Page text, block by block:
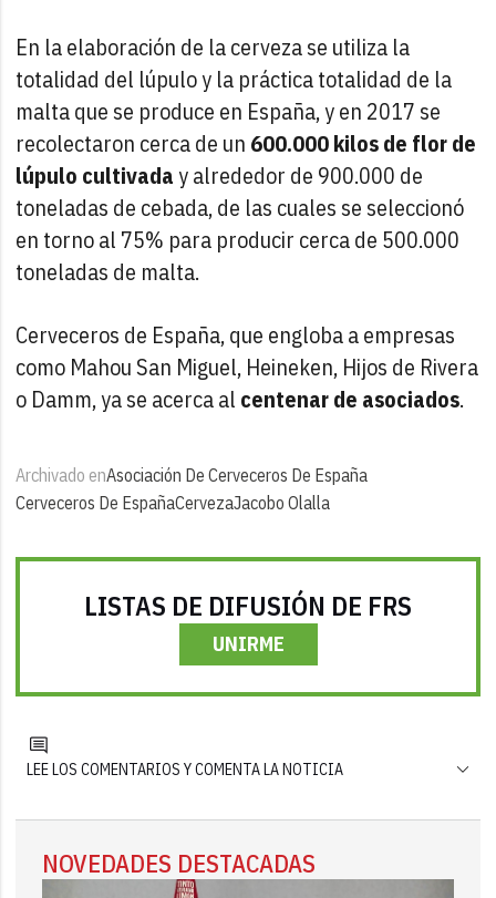
En la elaboración de la cerveza se utiliza la
totalidad del lúpulo y la práctica totalidad de la
malta que se produce en España, y en 2017 se
recolectaron cerca de un 600.000 kilos de flor de
lúpulo cultivaday alrededor de 900.000 de
toneladas de cebada, de las cuales se seleccionó
en torno al 75% para producir cerca de 500.000
toneladas de malta.
Cerveceros de España, que engloba a empresas
como Mahou San Miguel, Heineken, Hijos de Rivera
o Damm, ya se acerca al centenar de asociados.
Archivado enAsociación De Cerveceros De España
Cerveceros De EspañaCervezaJacobo Olalla
LISTAS DE DIFUSIÓN DE FRS
UNIRME
LEE LOS COMENTARIOS Y COMENTA LA NOTICIA
NOVEDADES DESTACADAS